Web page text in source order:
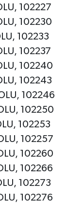
102227
102230
102233
102237
102240
102243
102246
102250
102253
102257
102260
102266
102273
102276